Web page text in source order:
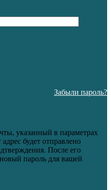
Забыли пароль?
указанный в параметрах
будет отправлено
После его
пароль для вашей